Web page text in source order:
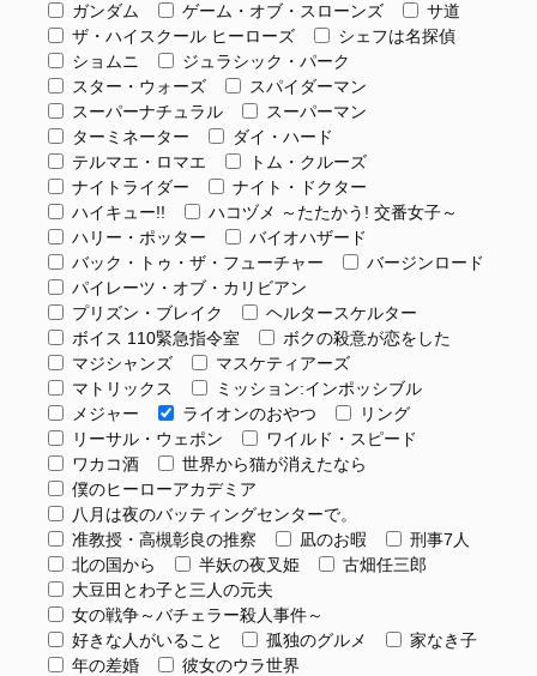
ガンダム
ゲーム・オブ・スローンズ
サ道
ザ・ハイスクール ヒーローズ
シェフは名探偵
ショムニ
ジュラシック・パーク
スター・ウォーズ
スパイダーマン
スーパーナチュラル
スーパーマン
ターミネーター
ダイ・ハード
テルマエ・ロマエ
トム・クルーズ
ナイトライダー
ナイト・ドクター
ハイキュー!!
ハコヅメ ～たたかう! 交番女子～
ハリー・ポッター
バイオハザード
バック・トゥ・ザ・フューチャー
バージンロード
パイレーツ・オブ・カリビアン
プリズン・ブレイク
ヘルタースケルター
ボイス 110緊急指令室
ボクの殺意が恋をした
マジシャンズ
マスケティアーズ
マトリックス
ミッション:インポッシブル
メジャー
ライオンのおやつ
リング
リーサル・ウェポン
ワイルド・スピード
ワカコ酒
世界から猫が消えたなら
僕のヒーローアカデミア
八月は夜のバッティングセンターで。
准教授・高槻彰良の推察
凪のお暇
刑事7人
北の国から
半妖の夜叉姫
古畑任三郎
大豆田とわ子と三人の元夫
女の戦争～バチェラー殺人事件～
好きな人がいること
孤独のグルメ
家なき子
年の差婚
彼女のウラ世界